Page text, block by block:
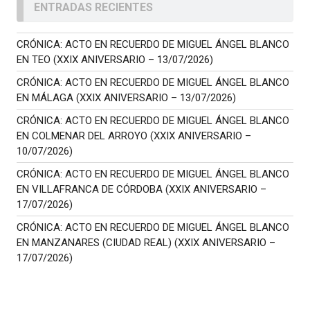
ENTRADAS RECIENTES
CRÓNICA: ACTO EN RECUERDO DE MIGUEL ÁNGEL BLANCO
EN TEO (XXIX ANIVERSARIO – 13/07/2026)
CRÓNICA: ACTO EN RECUERDO DE MIGUEL ÁNGEL BLANCO
EN MÁLAGA (XXIX ANIVERSARIO – 13/07/2026)
CRÓNICA: ACTO EN RECUERDO DE MIGUEL ÁNGEL BLANCO
EN COLMENAR DEL ARROYO (XXIX ANIVERSARIO –
10/07/2026)
CRÓNICA: ACTO EN RECUERDO DE MIGUEL ÁNGEL BLANCO
EN VILLAFRANCA DE CÓRDOBA (XXIX ANIVERSARIO –
17/07/2026)
CRÓNICA: ACTO EN RECUERDO DE MIGUEL ÁNGEL BLANCO
EN MANZANARES (CIUDAD REAL) (XXIX ANIVERSARIO –
17/07/2026)